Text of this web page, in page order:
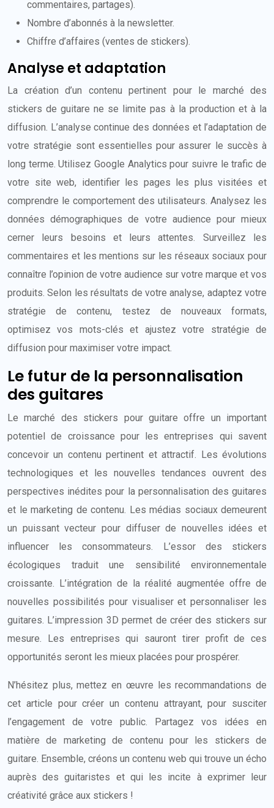
commentaires, partages).
Nombre d’abonnés à la newsletter.
Chiffre d’affaires (ventes de stickers).
Analyse et adaptation
La création d’un contenu pertinent pour le marché des
stickers de guitare ne se limite pas à la production et à la
diffusion. L’analyse continue des données et l’adaptation de
votre stratégie sont essentielles pour assurer le succès à
long terme. Utilisez Google Analytics pour suivre le trafic de
votre site web, identifier les pages les plus visitées et
comprendre le comportement des utilisateurs. Analysez les
données démographiques de votre audience pour mieux
cerner leurs besoins et leurs attentes. Surveillez les
commentaires et les mentions sur les réseaux sociaux pour
connaître l’opinion de votre audience sur votre marque et vos
produits. Selon les résultats de votre analyse, adaptez votre
stratégie de contenu, testez de nouveaux formats,
optimisez vos mots-clés et ajustez votre stratégie de
diffusion pour maximiser votre impact.
Le futur de la personnalisation
des guitares
Le marché des stickers pour guitare offre un important
potentiel de croissance pour les entreprises qui savent
concevoir un contenu pertinent et attractif. Les évolutions
technologiques et les nouvelles tendances ouvrent des
perspectives inédites pour la personnalisation des guitares
et le marketing de contenu. Les médias sociaux demeurent
un puissant vecteur pour diffuser de nouvelles idées et
influencer les consommateurs. L’essor des stickers
écologiques traduit une sensibilité environnementale
croissante. L’intégration de la réalité augmentée offre de
nouvelles possibilités pour visualiser et personnaliser les
guitares. L’impression 3D permet de créer des stickers sur
mesure. Les entreprises qui sauront tirer profit de ces
opportunités seront les mieux placées pour prospérer.
N’hésitez plus, mettez en œuvre les recommandations de
cet article pour créer un contenu attrayant, pour susciter
l’engagement de votre public. Partagez vos idées en
matière de marketing de contenu pour les stickers de
guitare. Ensemble, créons un contenu web qui trouve un écho
auprès des guitaristes et qui les incite à exprimer leur
créativité grâce aux stickers !